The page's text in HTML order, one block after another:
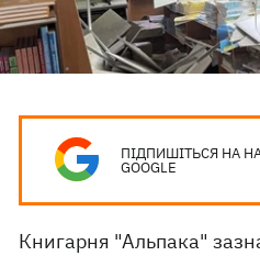
ПІДПИШІТЬСЯ НА
GOOGLE
Книгарня "Альпака"